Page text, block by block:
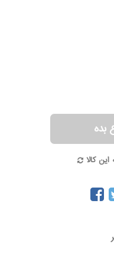
بده
کالا